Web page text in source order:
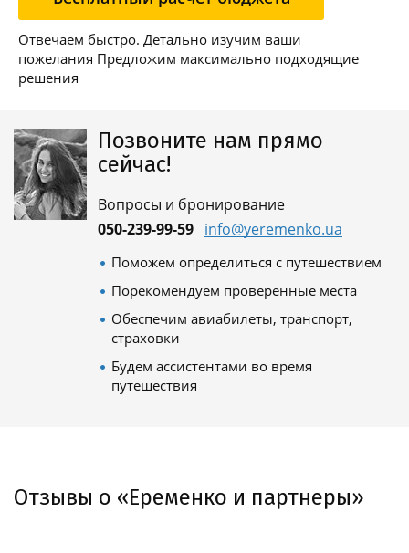
Отвечаем быстро. Детально изучим ваши
пожелания Предложим максимально подходящие
решения
Позвоните нам прямо
сейчас!
Вопросы и бронирование
050-239-99-59 info@yeremenko.ua
Поможем определиться с путешествием
Порекомендуем проверенные места
Обеспечим авиабилеты, транспорт,
страховки
Будем ассистентами во время
путешествия
Отзывы о «Еременко и партнеры»